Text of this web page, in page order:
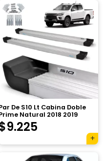
De S10 Lt Cabina Doble
Natural 2018 2019
9.225